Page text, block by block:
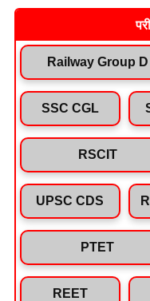
Railway Group D
SSC CGL
RSCIT
UPSC CDS
PTET
REET